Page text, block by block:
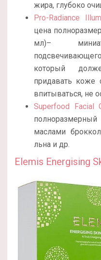
жира, глубоко
Pro-Radiance
цена
мл)–
который
придавать коже
впитываться, не
Superfood Facial
маслами
льна и др.
Elemis Energising